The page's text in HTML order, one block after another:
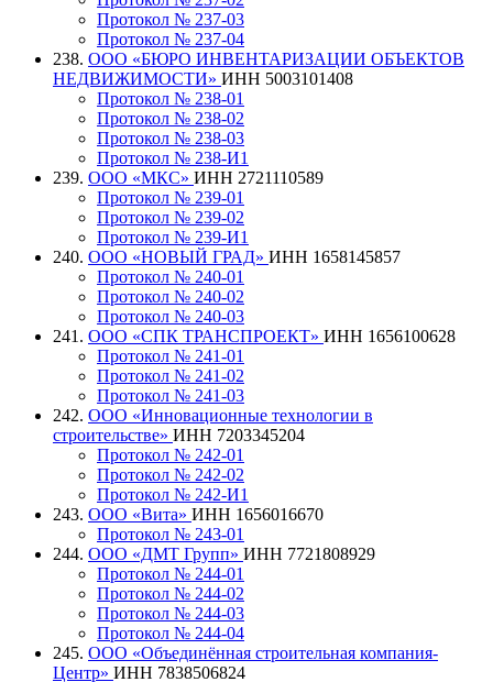
Протокол № 237-03
Протокол № 237-04
238. ООО «БЮРО ИНВЕНТАРИЗАЦИИ ОБЪЕКТОВ
НЕДВИЖИМОСТИ» ИНН 5003101408
Протокол № 238-01
Протокол № 238-02
Протокол № 238-03
Протокол № 238-И1
239. ООО «МКС» ИНН 2721110589
Протокол № 239-01
Протокол № 239-02
Протокол № 239-И1
240. ООО «НОВЫЙ ГРАД» ИНН 1658145857
Протокол № 240-01
Протокол № 240-02
Протокол № 240-03
241. ООО «СПК ТРАНСПРОЕКТ» ИНН 1656100628
Протокол № 241-01
Протокол № 241-02
Протокол № 241-03
242. ООО «Инновационные технологии в
строительстве» ИНН 7203345204
Протокол № 242-01
Протокол № 242-02
Протокол № 242-И1
243. ООО «Вита» ИНН 1656016670
Протокол № 243-01
244. ООО «ДМТ Групп» ИНН 7721808929
Протокол № 244-01
Протокол № 244-02
Протокол № 244-03
Протокол № 244-04
245. ООО «Объединённая строительная компания-
Центр» ИНН 7838506824